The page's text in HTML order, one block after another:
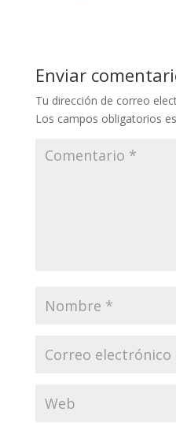
Enviar
Tu dirección de correo
Los campos obligatorios